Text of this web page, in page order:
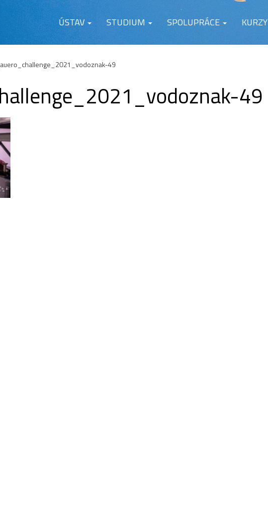
ÚSTAV STUDIUM SPOLUPRÁCE KURZY
49
49